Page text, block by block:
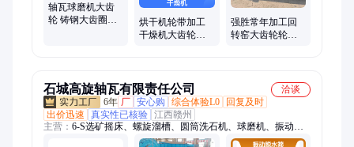
轴瓦球磨机大齿
轮 铸钢大齿圈传
烘干机轮带加工
干燥机大齿轮大
强胜常年加工回
转窑大齿轮轮带
石城高旋轴瓦有限责任公司
洽谈
6年 厂 安心购 综合体验L0
回复及时
出价迅速
真实性已核验 江西赣州
主营： 6-S选矿摇床、螺旋溜槽、圆筒洗石机、球磨机、振动
筛、浮选机、螺旋洗石机、螺旋分级机、螺旋洗沙机、给料机、